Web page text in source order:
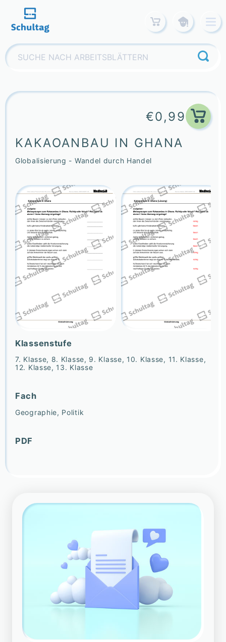
content
Suchen
nach:
€0,99
KAKAOANBAU IN GHANA
Globalisierung - Wandel durch Handel
Klassenstufe
7. Klasse, 8. Klasse, 9. Klasse, 10. Klasse, 11. Klasse,
12. Klasse, 13. Klasse
Fach
Geographie, Politik
PDF